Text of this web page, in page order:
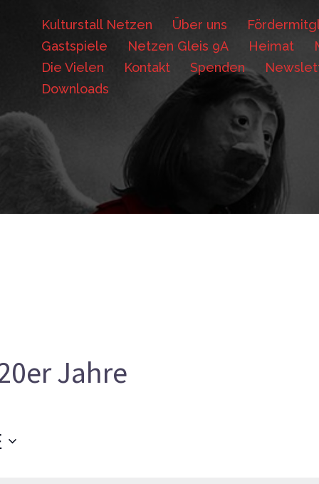
Kulturstall Netzen Über uns
Gastspiele
Netzen Gleis 9A Heimat
Die Vielen
Kontakt Spenden
Downloads
Jahre